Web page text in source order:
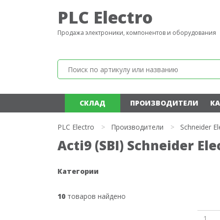
PLC Electro
Продажа электроники, компонентов и оборудования
СКЛАД ПРОИЗВОДИТЕЛИ
PLC Electro > Производители > Schneider
Acti9 (SBI) Schneider
Категории
10 товаров найдено